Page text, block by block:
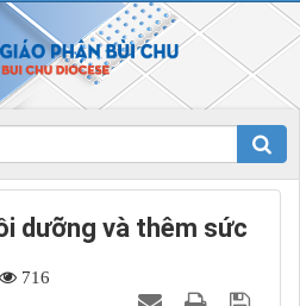
dưỡng và thêm sức
716